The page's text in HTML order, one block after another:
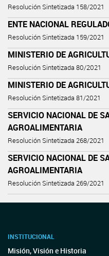
Resolución Sintetizada 158/2021
ENTE NACIONAL
Resolución Sintetizada 159/2021
MINISTERIO DE
Resolución Sintetizada 80/2021
MINISTERIO DE
Resolución Sintetizada 81/2021
SERVICIO NACIONAL DE
AGROALIMENTARIA
Resolución Sintetizada 268/2021
SERVICIO NACIONAL DE
AGROALIMENTARIA
Resolución Sintetizada 269/2021
INSTITUCIONAL
Misión, Visión e Historia